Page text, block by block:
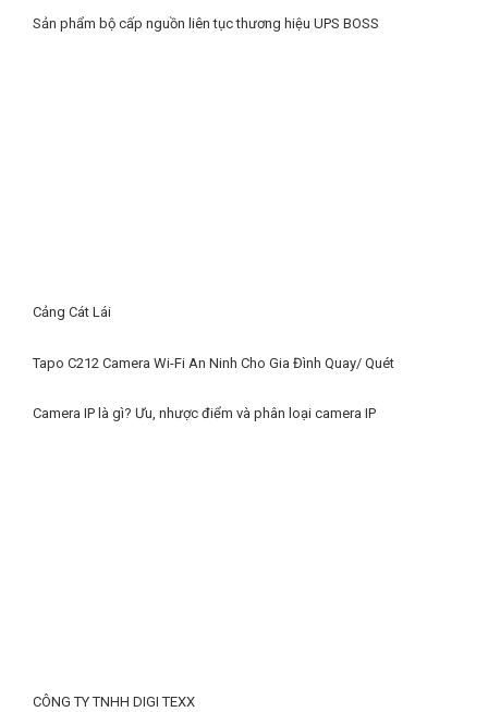
Sản phẩm bộ cấp nguồn liên tục thương hiệu UPS BOSS
Cảng Cát Lái
Tapo C212 Camera Wi-Fi An Ninh Cho Gia Đình Quay/ Quét
Camera IP là gì? Ưu, nhược điểm và phân loại camera IP
CÔNG TY TNHH DIGI TEXX